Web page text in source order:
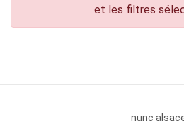
et les filtres
nunc